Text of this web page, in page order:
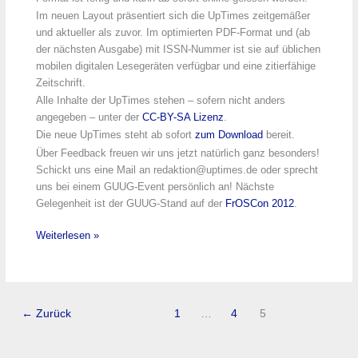
Im neuen Layout präsentiert sich die UpTimes zeitgemäßer
und aktueller als zuvor. Im optimierten PDF-Format und (ab
der nächsten Ausgabe) mit ISSN-Nummer ist sie auf üblichen
mobilen digitalen Lesegeräten verfügbar und eine zitierfähige
Zeitschrift.
Alle Inhalte der UpTimes stehen – sofern nicht anders
angegeben – unter derCC-BY-SA Lizenz.
Die neue UpTimes steht ab sofortzum Download bereit.
Über Feedback freuen wir uns jetzt natürlich ganz besonders!
Schickt uns eine Mail an redaktion@uptimes.de oder sprecht
uns bei einem GUUG-Event persönlich an! Nächste
Gelegenheit ist der GUUG-Stand auf der FrOSCon 2012
UpTimes
Weiterlesen »
← Zurück 1 4 5